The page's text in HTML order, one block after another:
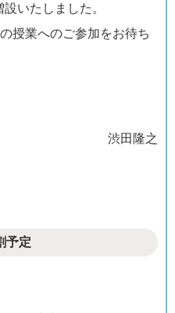
いたしました。
授業へのご参加をお待ち
渋田隆之
予定